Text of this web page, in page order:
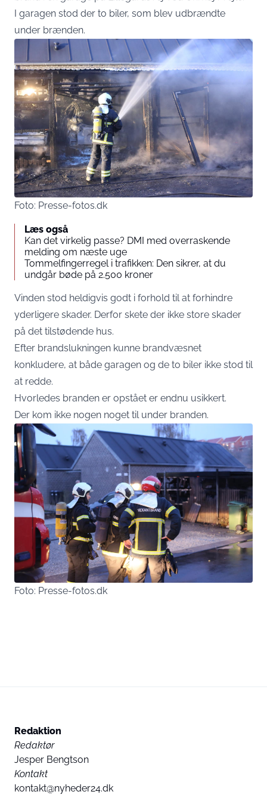
I garagen stod der to biler, som blev udbrændte
under brænden.
Foto: Presse-fotos.dk
Læs også
Kan det virkelig passe? DMI med overraskende
melding om næste uge
Tommelfingerregel i trafikken: Den sikrer, at du
undgår bøde på 2.500 kroner
Vinden stod heldigvis godt i forhold til at forhindre
yderligere skader. Derfor skete der ikke store skader
på det tilstødende hus.
Efter brandslukningen kunne brandvæsnet
konkludere, at både garagen og de to biler ikke stod til
at redde.
Hvorledes branden er opstået er endnu usikkert.
Der kom ikke nogen noget til under branden.
Foto: Presse-fotos.dk
Redaktion
Redaktør
Jesper Bengtson
Kontakt
kontakt@nyheder24.dk